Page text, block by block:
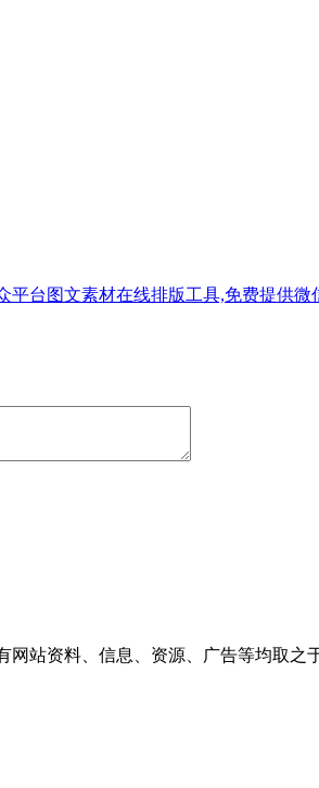
平台图文素材在线排版工具,免费提供
网站资料、信息、资源、广告等均取之